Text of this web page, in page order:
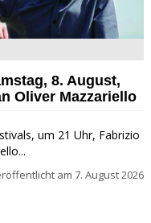
Mazzariello zu Gast beim
8. August,
Oliver Mazzariello
um 21 Uhr, Fabrizio
am 7. August 2026